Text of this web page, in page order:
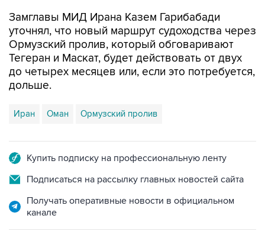
Замглавы МИД Ирана Казем Гарибабади
уточнял, что новый маршрут судоходства через
Ормузский пролив, который обговаривают
Тегеран и Маскат, будет действовать от двух
до четырех месяцев или, если это потребуется,
дольше.
Иран Оман Ормузский пролив
Купить подписку на профессиональную ленту
Подписаться на рассылку главных новостей сайта
Получать оперативные новости в официальном
канале